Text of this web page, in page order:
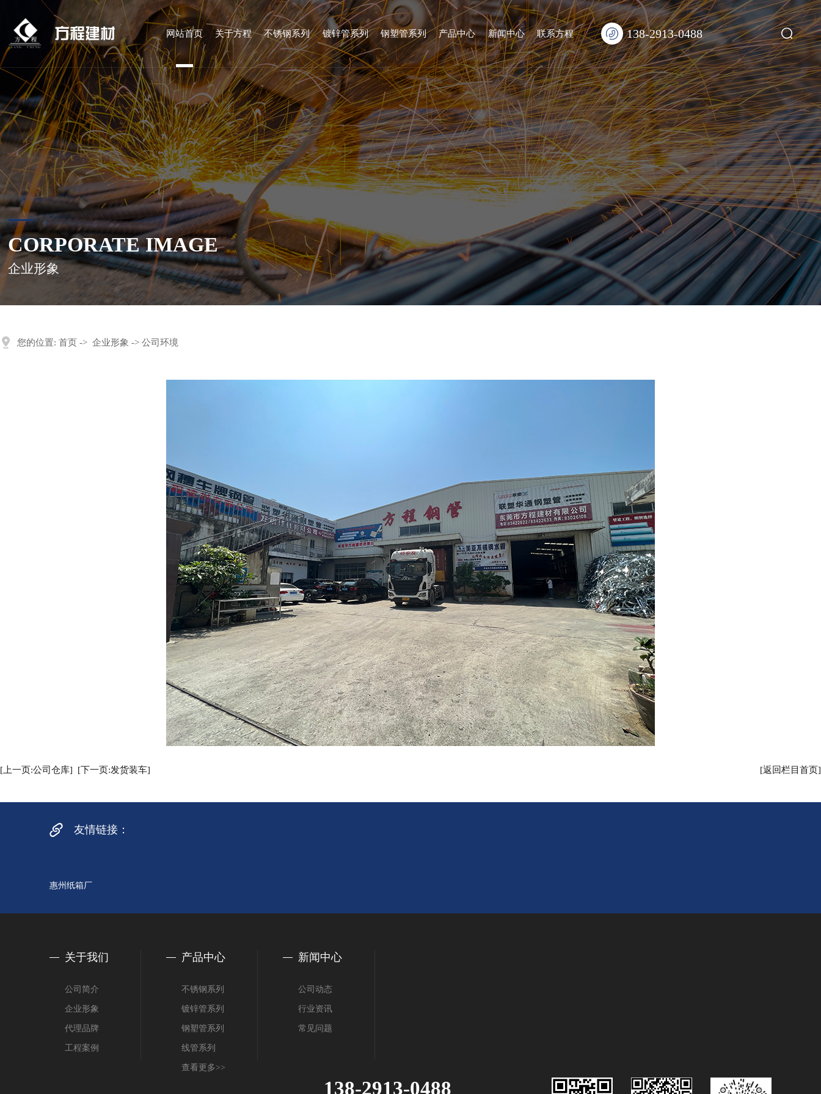
方程建材 网站首页 关于方程 不锈钢系列 镀锌管系列 钢塑管系列 产品中心 新闻中心 联系方程 138-2913-0488
CORPORATE IMAGE
企业形象
您的位置: 首页 -> 企业形象 -> 公司环境
[返回栏目首页]
[上一页:公司仓库] [下一页:发货装车]
友情链接：
惠州纸箱厂
关于我们
公司简介
企业形象
代理品牌
工程案例
产品中心
不锈钢系列
镀锌管系列
钢塑管系列
线管系列
查看更多>>
新闻中心
公司动态
行业资讯
常见问题
138-2913-0488